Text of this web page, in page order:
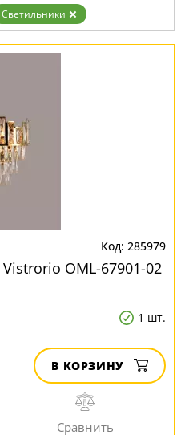
Светильники
285979
OML-67901-02
1 шт.
В КОРЗИНУ